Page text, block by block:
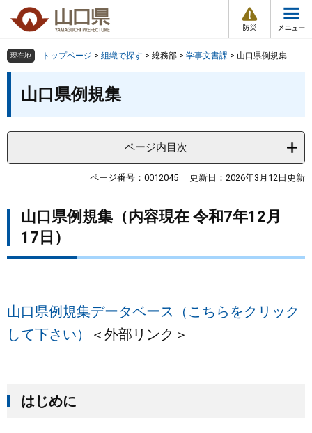
の
す
。
ー
し
て
文
情
メ
ュ
組織で探す
Other Languages
健康・福祉
しごと・産業・観光
まちづくり
現在地 トップページ > 組織で探す > 総務部 > 学事文書課 > 山口県例規集
山口県例規集
ページ内目次
ページ番号：0012045 更新日：2026年3月12日更新
山口県例規集（内容現在 令和7年12月
17日）
山口県例規集データベース（こちらをクリック
して下さい）
＜外部リンク＞
はじめに